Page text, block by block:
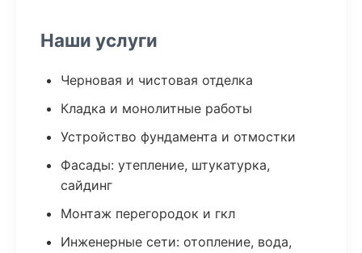
Наши услуги
Черновая и чистовая отделка
Кладка и монолитные работы
Устройство фундамента и отмостки
Фасады: утепление, штукатурка,
сайдинг
Монтаж перегородок и гкл
Инженерные сети: отопление, вода,